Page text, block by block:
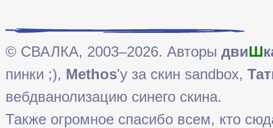
© СВАЛКА, 2003–2026. Авторы двиШ
пинки ;), Methos'у за скин sandbox,
вебдванолизацию синего скина.
Также огромное спасибо всем, кто